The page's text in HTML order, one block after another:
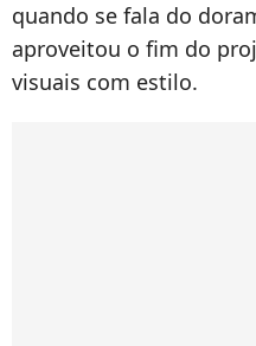
quando se fala do
aproveitou o fim do
visuais com estilo.